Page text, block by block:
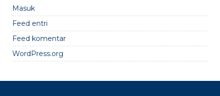
Masuk
Feed entri
Feed komentar
WordPress.org